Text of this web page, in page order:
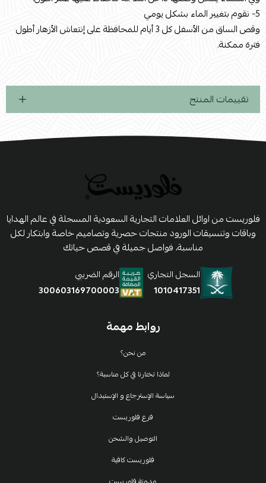
5- نقوم بتغيير الماء بشكل يومي
وقص الساق من الأسفل كل 3 أيام للمحافظة على إنتعاش الأزهار أطول
فترة ممكنة.
تقييمات المنتج
روابط مهمة
من نحن؟
لماذا تختارنا في كل مناسبة؟
سياسة الإسترجاع و الإستبدال
فرع فلوريست
التوصيل والشحن
فلوريست كافية
فلوريست من اوائل العلامات التجارية السعودية المسجلة في عالم الهدايا
وباقات وتنسيقات الورود منتجات حصرية وتصاميم خاصة وابتكار لكل
مناسبة، فواصل جميلة في قصص حياتك
السجل التجاري
1010417351
الرقم الضريبي
300603169700003